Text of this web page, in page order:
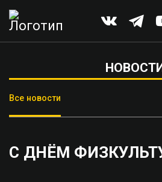
Все новости
С ДНЁМ